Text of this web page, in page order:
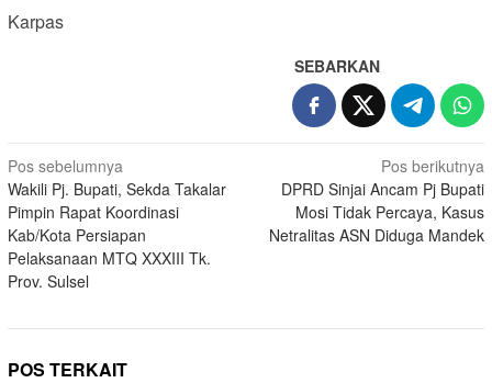
Karpas
SEBARKAN
Navigasi
pos
Pos sebelumnya
Wakili Pj. Bupati, Sekda Takalar
Pimpin Rapat Koordinasi
Kab/Kota Persiapan
Pelaksanaan MTQ XXXIII Tk.
Prov. Sulsel
Pos berikutnya
DPRD Sinjai Ancam Pj Bupati
Mosi Tidak Percaya, Kasus
Netralitas ASN Diduga Mandek
POS TERKAIT